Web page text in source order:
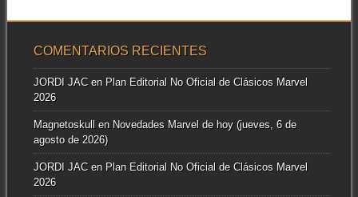
incursión...
COMENTARIOS RECIENTES
JORDI JACen Plan Editorial No Oficial de Clásicos Marvel
2026
Magnetoskullen Novedades Marvel de hoy (jueves, 6 de
agosto de 2026)
JORDI JACen Plan Editorial No Oficial de Clásicos Marvel
2026